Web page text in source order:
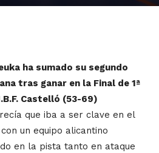
ha sumado su segundo
tras ganar en la Final de 1ª
Castelló (53-69)
que iba a ser clave en el
un equipo alicantino
en la pista tanto en ataque